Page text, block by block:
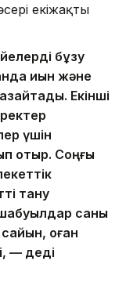
екіжақты
бұзу
қиын және
Екінші
үшін
отыр. Соңғы
тану
саны
сайын, оған
— деді